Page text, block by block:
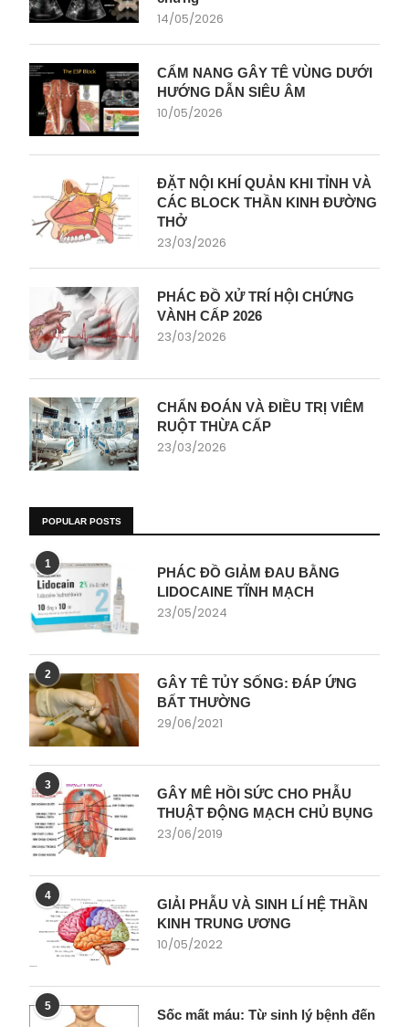
14/05/2026
CẨM NANG GÂY TÊ VÙNG DƯỚI
HƯỚNG DẪN SIÊU ÂM
10/05/2026
ĐẶT NỘI KHÍ QUẢN KHI TỈNH VÀ
CÁC BLOCK THẦN KINH ĐƯỜNG
THỞ
23/03/2026
PHÁC ĐỒ XỬ TRÍ HỘI CHỨNG
VÀNH CẤP 2026
23/03/2026
CHẨN ĐOÁN VÀ ĐIỀU TRỊ VIÊM
RUỘT THỪA CẤP
23/03/2026
POPULAR POSTS
1
PHÁC ĐỒ GIẢM ĐAU BẰNG
LIDOCAINE TĨNH MẠCH
23/05/2024
2
GÂY TÊ TỦY SỐNG: ĐÁP ỨNG
BẤT THƯỜNG
29/06/2021
3
GÂY MÊ HỒI SỨC CHO PHẪU
THUẬT ĐỘNG MẠCH CHỦ BỤNG
23/06/2019
4
GIẢI PHẪU VÀ SINH LÍ HỆ THẦN
KINH TRUNG ƯƠNG
10/05/2022
5
Sốc mất máu: Từ sinh lý bệnh đến